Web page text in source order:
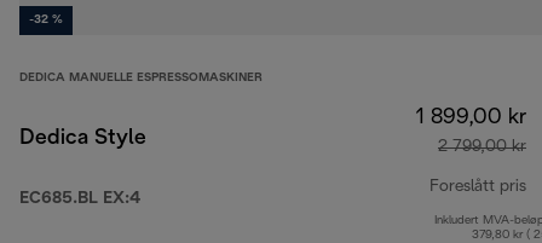
-32 %
DEDICA MANUELLE ESPRESSOMASKINER
Dedica Style
EC685.BL EX:4
1 899,00 kr
2 799,00 kr
Foreslått pris
Inkludert MVA-
379,80 kr (